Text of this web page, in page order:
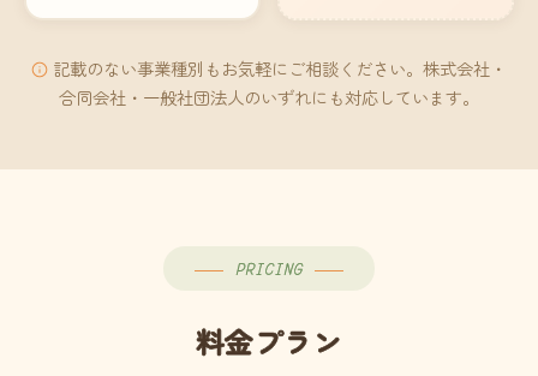
記載のない事業種別もお気軽にご相談ください。株式会社・
合同会社・一般社団法人のいずれにも対応しています。
PRICING
料金プラン